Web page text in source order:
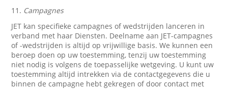
11. Campagnes
JET kan specifieke campagnes of wedstrijden lanceren in
verband met haar Diensten. Deelname aan JET-campagnes
of -wedstrijden is altijd op vrijwillige basis. We kunnen een
beroep doen op uw toestemming, tenzij uw toestemming
niet nodig is volgens de toepasselijke wetgeving. U kunt uw
toestemming altijd intrekken via de contactgegevens die u
binnen de campagne hebt gekregen of door contact met